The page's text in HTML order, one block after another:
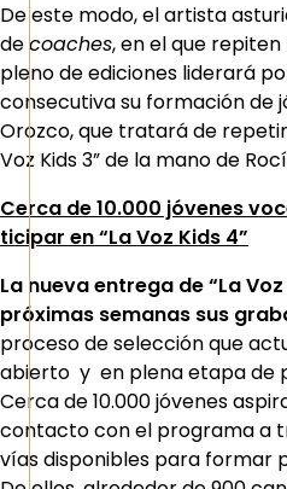
De este modo, el artista
de coaches, en el que repiten
pleno de ediciones liderará
consecutiva su formación de
Orozco, que tratará de
Voz Kids 3” de la mano de
Cerca de 10.000 jóvenes
ticipar en “La Voz Kids 4”
La nueva entrega de “La
próximas semanas sus
proceso de selección que
abierto y en plena etapa de
Cerca de 10.000 jóvenes
contacto con el programa a
vías disponibles para formar